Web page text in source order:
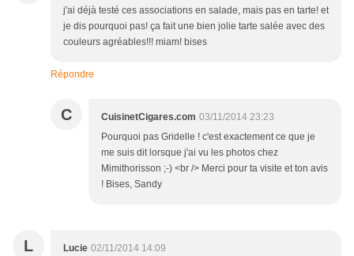
j'ai déjà testé ces associations en salade, mais pas en tarte! et
je dis pourquoi pas! ça fait une bien jolie tarte salée avec des
couleurs agréables!!! miam! bises
Répondre
C CuisinetCigares.com 03/11/2014 23:23
Pourquoi pas Gridelle ! c'est exactement ce que je
me suis dit lorsque j'ai vu les photos chez
Mimithorisson ;-) <br /> Merci pour ta visite et ton avis
! Bises, Sandy
L Lucie 02/11/2014 14:09